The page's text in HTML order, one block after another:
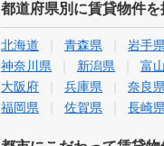
都道府県別に賃貸物件を
北海道 青森県 岩手県
神奈川県
新潟県 富
大阪府
兵庫県 奈良県
福岡県
佐賀県 長崎県